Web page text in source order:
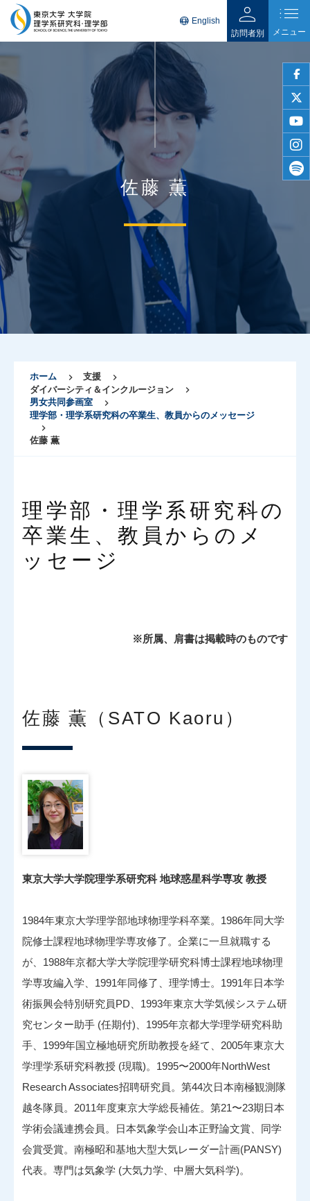
twitter
language English person
訪問者別
list
メニュー
佐藤 薫
ホーム
支援
ダイバーシティ＆インクルージョン
男女共同参画室
理学部・理学系研究科の卒業生、教員からのメッセージ
佐藤 薫
理学部・理学系研究科の
卒業生、教員からのメ
ッセージ
※所属、肩書は掲載時のものです
佐藤 薫（SATO Kaoru）
東京大学大学院理学系研究科 地球惑星科学専攻 教授
1984年東京大学理学部地球物理学科卒業。1986年同大学
院修士課程地球物理学専攻修了。企業に一旦就職する
が、1988年京都大学大学院理学研究科博士課程地球物理
学専攻編入学、1991年同修了、理学博士。1991年日本学
術振興会特別研究員PD、1993年東京大学気候システム研
究センター助手 (任期付)、1995年京都大学理学研究科助
手、1999年国立極地研究所助教授を経て、2005年東京大
学理学系研究科教授 (現職)。1995〜2000年NorthWest
Research Associates招聘研究員。第44次日本南極観測隊
越冬隊員。2011年度東京大学総長補佐。第21〜23期日本
学術会議連携会員。日本気象学会山本正野論文賞、同学
会賞受賞。南極昭和基地大型大気レーダー計画(PANSY)
代表。専門は気象学 (大気力学、中層大気科学)。